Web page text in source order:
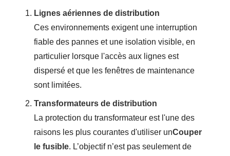
Lignes aériennes de distribution
Ces environnements exigent une interruption
fiable des pannes et une isolation visible, en
particulier lorsque l'accès aux lignes est
dispersé et que les fenêtres de maintenance
sont limitées.
Transformateurs de distribution
La protection du transformateur est l'une des
raisons les plus courantes d'utiliser unCouper
le fusible. L’objectif n’est pas seulement de